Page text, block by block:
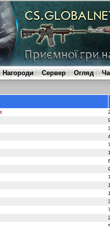
Нагороди Сервер Огляд